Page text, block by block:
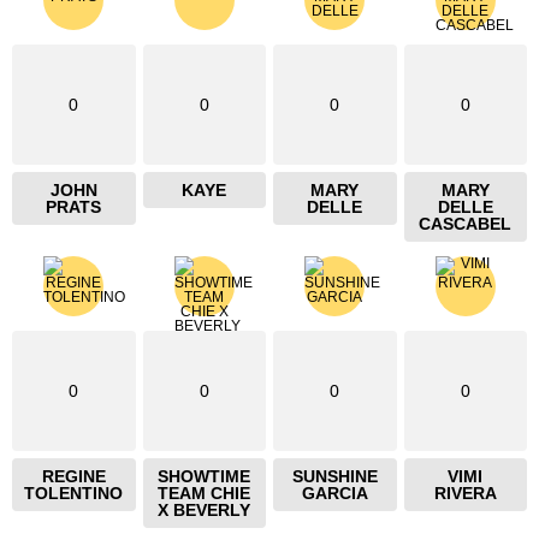
0
JOHN
PRATS
0
KAYE
0
MARY
DELLE
0
MARY
DELLE
CASCABEL
0
REGINE
TOLENTINO
0
SHOWTIME
TEAM CHIE
X BEVERLY
0
SUNSHINE
GARCIA
0
VIMI
RIVERA